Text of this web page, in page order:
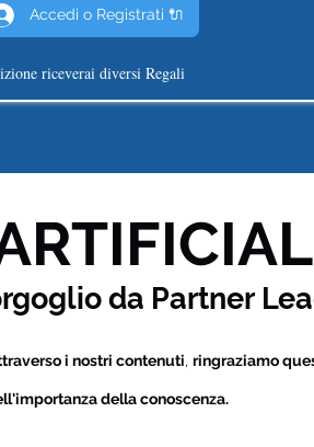
Accedi o Registrati 🔌
riceverai diversi Regali
da Partner
i nostri contenuti, ringraziamo
della conoscenza.